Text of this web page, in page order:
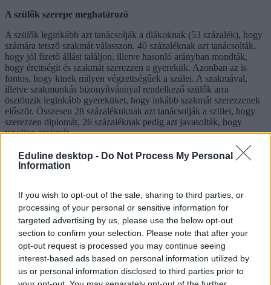
Eduline desktop - Do Not Process My Personal
Information
If you wish to opt-out of the sale, sharing to third parties, or
processing of your personal or sensitive information for
targeted advertising by us, please use the below opt-out
section to confirm your selection. Please note that after your
opt-out request is processed you may continue seeing
interest-based ads based on personal information utilized by
us or personal information disclosed to third parties prior to
A szülők szerepe meghatározó
A szülők leginkább azt tanácsolják a diákoknak (53 százalék), hogy
számára tetsző szakmát válasszon. 40 százaléknak azt tanácsolták,
hogy jól fizető állást találjon, illetve hasonló arányban mondták,
hogy érettségit és szakmát szerezzen a gyerekük. Azonban az is
fontos, hogy kinek milyen végzettségűek a szülei. A szakmával,
illetve szakmunkás bizonyítvánnyal rendelkező szülők arra
ösztönzik leginkább gyereküket, hogy inkább szakmát szerezzenek
először. Összesen 28 százalékuknak azt tanácsolják a szülei, hogy
szerezzen diplomát, 26 százaléknak pedig azt javasolták, hogy
tanuljon szakmát.
A MKIK adatait árnyalja, hogy csak az apa iskolai végzettségét
emelték ki a kutatásban.
Magyar Kereskedelmi és Iparkamara - GVI
A kutatásból kiderül, hogy mennyire más a diplomás végzettségű
szülők gyerekeinek helyzete:
ők törekednek a legnagyobb mértékben a diploma
megszerzésére;
legfogékonyabbak a kreatív és művészi munkák iránt;
legjobban törekednek társaikhoz képest a minőségi szabadidő